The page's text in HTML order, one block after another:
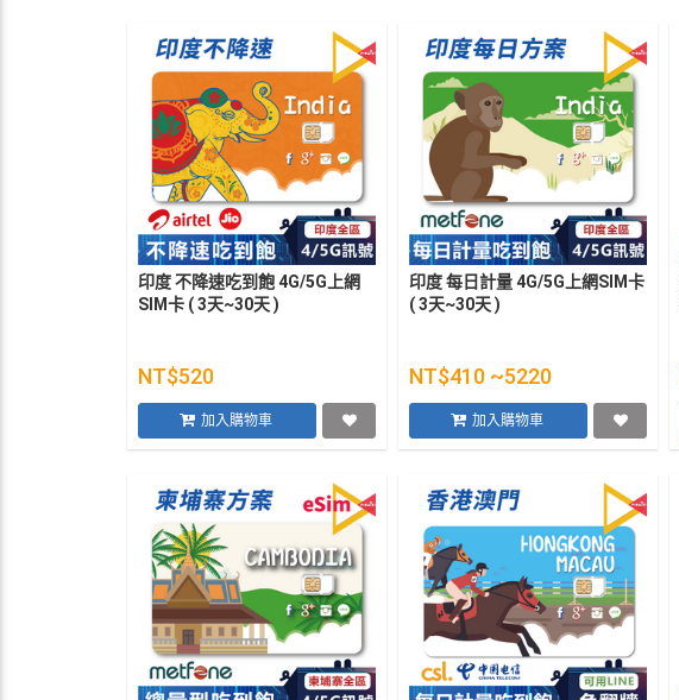
印度 不降速吃到飽 4G/5G上網
SIM卡 ( 3天~30天 )
NT$520
加入購物車
印度 每日計量 4G/5G上網SIM卡
( 3天~30天 )
NT$410 ~5220
加入購物車